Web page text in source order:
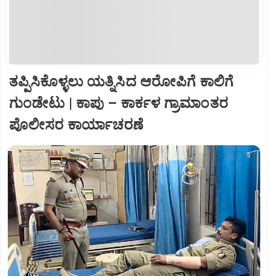
ತಪ್ಪಿಸಿಕೊಳ್ಳಲು ಯತ್ನಿಸಿದ ಆರೋಪಿಗೆ ಕಾಲಿಗೆ
ಗುಂಡೇಟು | ಕಾಪು – ಕಾರ್ಕಳ ಗ್ರಾಮಾಂತರ
ಪೊಲೀಸರ ಕಾರ್ಯಾಚರಣೆ